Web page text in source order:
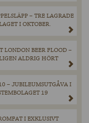
– TRE LAGRADE
I OKTOBER.
LONDON BEER FLOOD –
ALDRIG HÖRT
– JUBILEUMSUTGÅVA I
19
I EXKLUSIVT